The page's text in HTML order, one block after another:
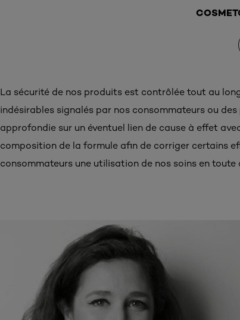
La sécurité de nos produits est contrôlée tout au
indésirables signalés par nos consommateurs ou
approfondie sur un éventuel lien de cause à effet
composition de la formule afin de corriger certains
consommateurs une utilisation de nos soins en toute